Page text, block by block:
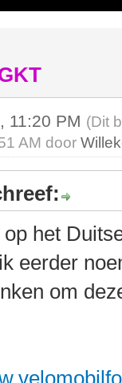
11:20 PM (Dit
AM door
het
eerder
om